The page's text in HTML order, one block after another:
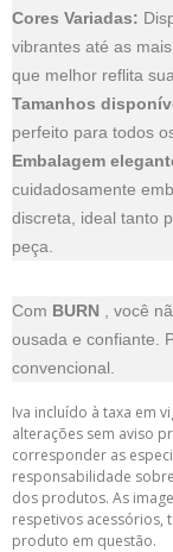
Cores Variadas:
vibrantes até as
que melhor reflita
Tamanhos
perfeito para todos
Embalagem
cuidadosamente
discreta, ideal tanto
peça.
Com BURN , você
ousada e confiante.
convencional.
Iva incluído à taxa em
alterações sem aviso
corresponder as
responsabilidade
dos produtos. As
respetivos acessórios,
produto em questão.